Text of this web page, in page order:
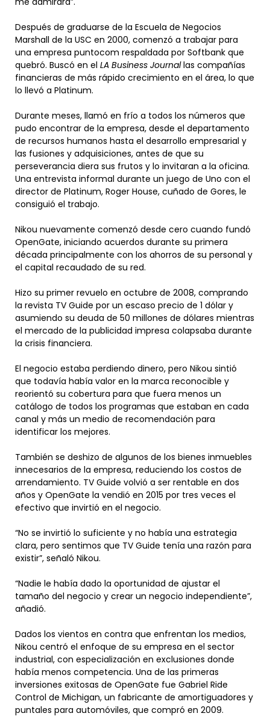
Después de graduarse de la Escuela de Negocios
Marshall de la USC en 2000, comenzó a trabajar para
una empresa puntocom respaldada por Softbank que
quebró. Buscó en el LA Business Journallas compañías
financieras de más rápido crecimiento en el área, lo que
lo llevó a Platinum.
Durante meses, llamó en frío a todos los números que
pudo encontrar de la empresa, desde el departamento
de recursos humanos hasta el desarrollo empresarial y
las fusiones y adquisiciones, antes de que su
perseverancia diera sus frutos y lo invitaran a la oficina.
Una entrevista informal durante un juego de Uno con el
director de Platinum, Roger House, cuñado de Gores, le
consiguió el trabajo.
Nikou nuevamente comenzó desde cero cuando fundó
OpenGate, iniciando acuerdos durante su primera
década principalmente con los ahorros de su personal y
el capital recaudado de su red.
Hizo su primer revuelo en octubre de 2008, comprando
la revista TV Guide por un escaso precio de 1 dólar y
asumiendo su deuda de 50 millones de dólares mientras
el mercado de la publicidad impresa colapsaba durante
la crisis financiera.
El negocio estaba perdiendo dinero, pero Nikou sintió
que todavía había valor en la marca reconocible y
reorientó su cobertura para que fuera menos un
catálogo de todos los programas que estaban en cada
canal y más un medio de recomendación para
identificar los mejores.
También se deshizo de algunos de los bienes inmuebles
innecesarios de la empresa, reduciendo los costos de
arrendamiento. TV Guide volvió a ser rentable en dos
años y OpenGate la vendió en 2015 por tres veces el
efectivo que invirtió en el negocio.
“No se invirtió lo suficiente y no había una estrategia
clara, pero sentimos que TV Guide tenía una razón para
existir”, señaló Nikou.
“Nadie le había dado la oportunidad de ajustar el
tamaño del negocio y crear un negocio independiente”,
añadió.
Dados los vientos en contra que enfrentan los medios,
Nikou centró el enfoque de su empresa en el sector
industrial, con especialización en exclusiones donde
había menos competencia. Una de las primeras
inversiones exitosas de OpenGate fue Gabriel Ride
Control de Michigan, un fabricante de amortiguadores y
puntales para automóviles, que compró en 2009.